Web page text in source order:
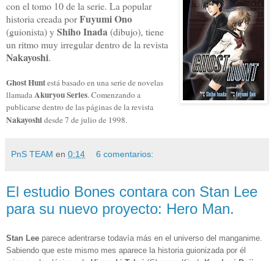
con el tomo 10 de la serie. La popular
historia creada porFuyumi Ono
(guionista) yShiho Inada(dibujo), tiene
un ritmo muy irregular dentro de la revista
Nakayoshi.
Ghost Huntestá basado en una serie de novelas
llamadaAkuryou Series. Comenzando a
publicarse dentro de las páginas de la revista
Nakayoshidesde7 de julio de 1998.
PnS TEAM en 0:14 6 comentarios:
El estudio Bones contara con Stan Lee
para su nuevo proyecto: Hero Man.
Stan Lee parece adentrarse todavía más en el universo del manganime.
Sabiendo que este mismo mes aparece la historia guionizada por él